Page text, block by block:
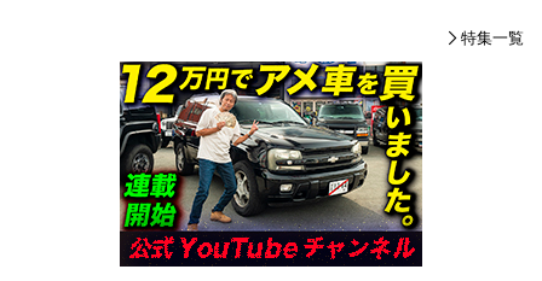
特集一覧